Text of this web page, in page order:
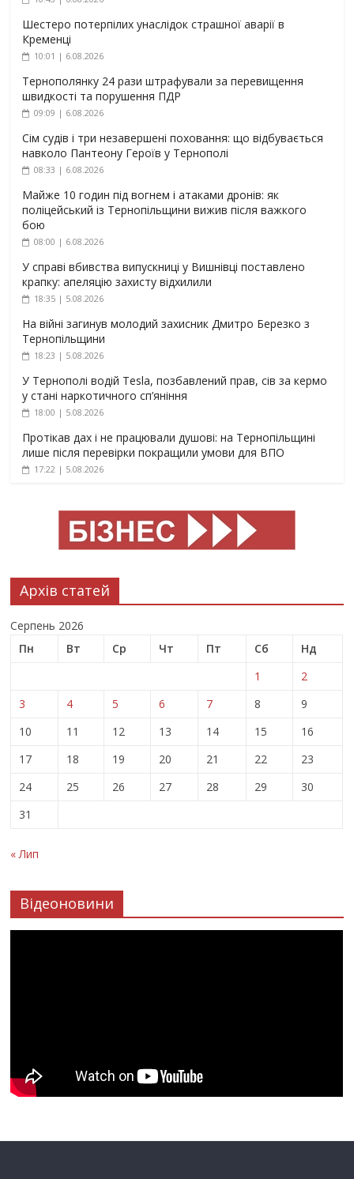
Шестеро потерпілих унаслідок страшної аварії в
Кременці
10:01 | 6.08.2026
Тернополянку 24 рази штрафували за перевищення
швидкості та порушення ПДР
09:09 | 6.08.2026
Сім судів і три незавершені поховання: що відбувається
навколо Пантеону Героїв у Тернополі
08:33 | 6.08.2026
Майже 10 годин під вогнем і атаками дронів: як
поліцейський із Тернопільщини вижив після важкого
бою
08:00 | 6.08.2026
У справі вбивства випускниці у Вишнівці поставлено
крапку: апеляцію захисту відхилили
18:35 | 5.08.2026
На війні загинув молодий захисник Дмитро Березко з
Тернопільщини
18:23 | 5.08.2026
У Тернополі водій Tesla, позбавлений прав, сів за кермо
у стані наркотичного сп’яніння
18:00 | 5.08.2026
Протікав дах і не працювали душові: на Тернопільщині
лише після перевірки покращили умови для ВПО
17:22 | 5.08.2026
Архів статей
Серпень 2026
Пн
Вт Ср Чт Пт Сб
Нд
1
2
3
4 5 6 7 8
9
10
11 12 13 14 15
16
17
18 19 20 21 22
23
24
25 26 27 28 29
30
31
« Лип
Відеоновини